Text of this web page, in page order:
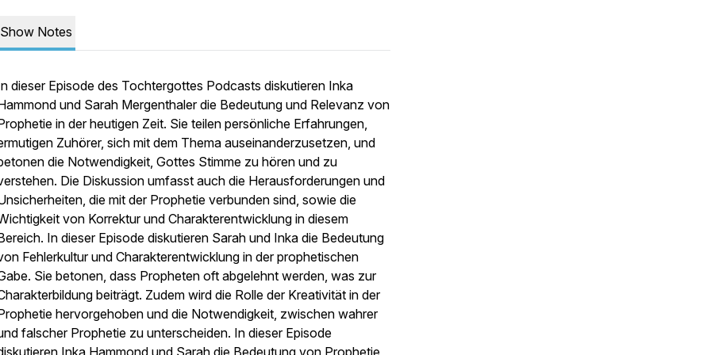
Show Notes
dieser Episode des Tochtergottes Podcasts diskutieren Inka
und Sarah Mergenthaler die Bedeutung und Relevanz von
in der heutigen Zeit. Sie teilen persönliche Erfahrungen,
Zuhörer, sich mit dem Thema auseinanderzusetzen, und
die Notwendigkeit, Gottes Stimme zu hören und zu
Die Diskussion umfasst auch die Herausforderungen und
die mit der Prophetie verbunden sind, sowie die
von Korrektur und Charakterentwicklung in diesem
In dieser Episode diskutieren Sarah und Inka die Bedeutung
Fehlerkultur und Charakterentwicklung in der prophetischen
Sie betonen, dass Propheten oft abgelehnt werden, was zur
beiträgt. Zudem wird die Rolle der Kreativität in der
hervorgehoben und die Notwendigkeit, zwischen wahrer
falscher Prophetie zu unterscheiden. In dieser Episode
Inka Hammond und Sarah die Bedeutung von Prophetie,